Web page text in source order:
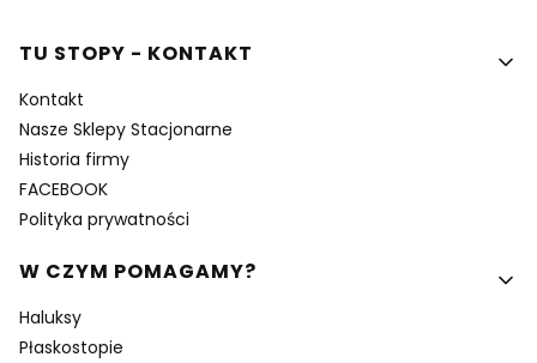
Linki w stopce
TU STOPY - KONTAKT
Kontakt
Nasze Sklepy Stacjonarne
Historia firmy
FACEBOOK
Polityka prywatności
W CZYM POMAGAMY?
Haluksy
Płaskostopie